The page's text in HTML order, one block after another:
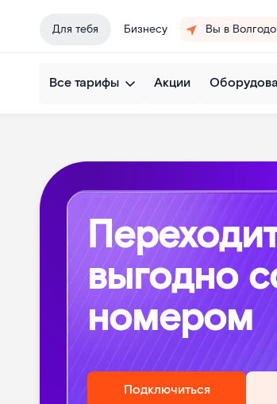
Для тебя Бизнесу Вы в
Все тарифы Акции
выгодно
номером
Подключиться